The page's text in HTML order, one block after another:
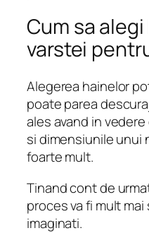
Cum sa
varstei
Alegerea hainelor
poate parea
ales avand in
si dimensiunile unui
foarte mult.
Tinand cont de
proces va fi mult
imaginati.